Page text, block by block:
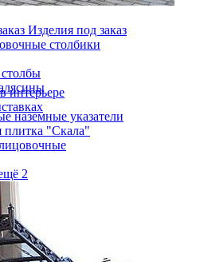
Изделия под заказ
столбики
наземные указатели
плитка "Скала"
2
интерьере